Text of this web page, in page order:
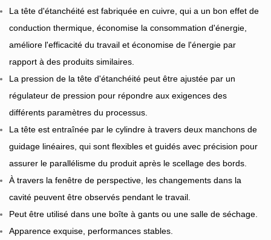
La tête d'étanchéité est fabriquée en cuivre, qui a un bon effet de
conduction thermique, économise la consommation d'énergie,
améliore l'efficacité du travail et économise de l'énergie par
rapport à des produits similaires.
La pression de la tête d'étanchéité peut être ajustée par un
régulateur de pression pour répondre aux exigences des
différents paramètres du processus.
La tête est entraînée par le cylindre à travers deux manchons de
guidage linéaires, qui sont flexibles et guidés avec précision pour
assurer le parallélisme du produit après le scellage des bords.
À travers la fenêtre de perspective, les changements dans la
cavité peuvent être observés pendant le travail.
Peut être utilisé dans une boîte à gants ou une salle de séchage.
Apparence exquise, performances stables.